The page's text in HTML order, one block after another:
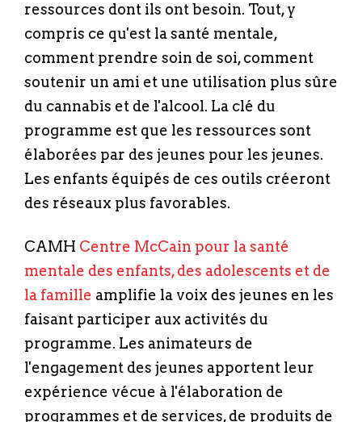
ressources dont ils ont besoin. Tout, y
compris ce qu'est la santé mentale,
comment prendre soin de soi, comment
soutenir un ami et une utilisation plus sûre
du cannabis et de l'alcool. La clé du
programme est que les ressources sont
élaborées par des jeunes pour les jeunes.
Les enfants équipés de ces outils créeront
des réseaux plus favorables.
CAMH Centre McCain pour la santé
mentale des enfants, des adolescents et de
la famille amplifie la voix des jeunes en les
faisant participer aux activités du
programme. Les animateurs de
l'engagement des jeunes apportent leur
expérience vécue à l'élaboration de
programmes et de services, de produits de